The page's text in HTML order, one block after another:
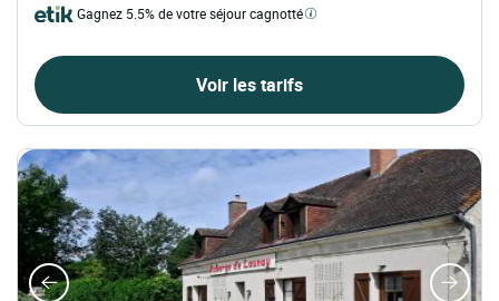
Gagnez 5.5% de votre séjour cagnotté
Voir les tarifs